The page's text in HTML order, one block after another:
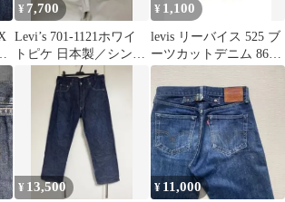
¥ 7,700
Levi’s 701-1121ホワイ
トピケ 日本製／シンチ
バック／ビックＥ
¥ 1,100
levis リーバイス 525 ブ
ーツカットデニム 86s
29インチ
¥ 13,500 ¥ 11,000